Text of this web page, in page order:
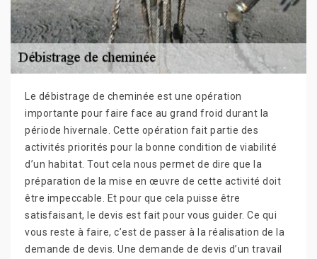
Le débistrage de cheminée est une opération
importante pour faire face au grand froid durant la
période hivernale. Cette opération fait partie des
activités priorités pour la bonne condition de viabilité
d’un habitat. Tout cela nous permet de dire que la
préparation de la mise en œuvre de cette activité doit
être impeccable. Et pour que cela puisse être
satisfaisant, le devis est fait pour vous guider. Ce qui
vous reste à faire, c’est de passer à la réalisation de la
demande de devis. Une demande de devis d’un travail